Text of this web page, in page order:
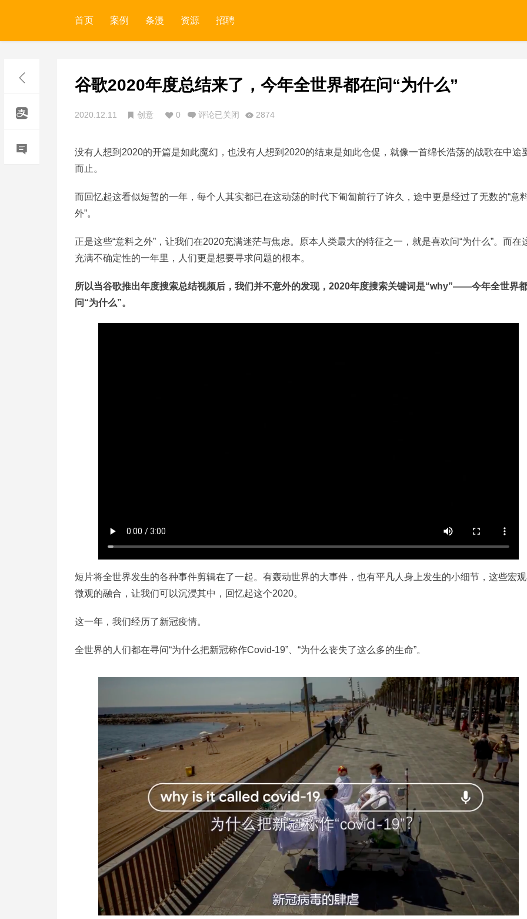
首页 案例 条漫 资源 招聘
谷歌2020年度总结来了，今年全世界都在问“为什么”
2020.12.11 创意 0 评论已关闭 2874
没有人想到2020的开篇是如此魔幻，也没有人想到2020的结束是如此仓促，就像一首绵长浩荡的战歌在中途
而止。
而回忆起这看似短暂的一年，每个人其实都已在这动荡的时代下匍匐前行了许久，途中更是经过了无数的“意
外”。
正是这些“意料之外”，让我们在2020充满迷茫与焦虑。原本人类最大的特征之一，就是喜欢问“为什么”。而在
充满不确定性的一年里，人们更是想要寻求问题的根本。
所以当谷歌推出年度搜索总结视频后，我们并不意外的发现，2020年度搜索关键词是“why”——今年全世界
问“为什么”。
短片将全世界发生的各种事件剪辑在了一起。有轰动世界的大事件，也有平凡人身上发生的小细节，这些宏
微观的融合，让我们可以沉浸其中，回忆起这个2020。
这一年，我们经历了新冠疫情。
全世界的人们都在寻问“为什么把新冠称作Covid-19”、“为什么丧失了这么多的生命”。